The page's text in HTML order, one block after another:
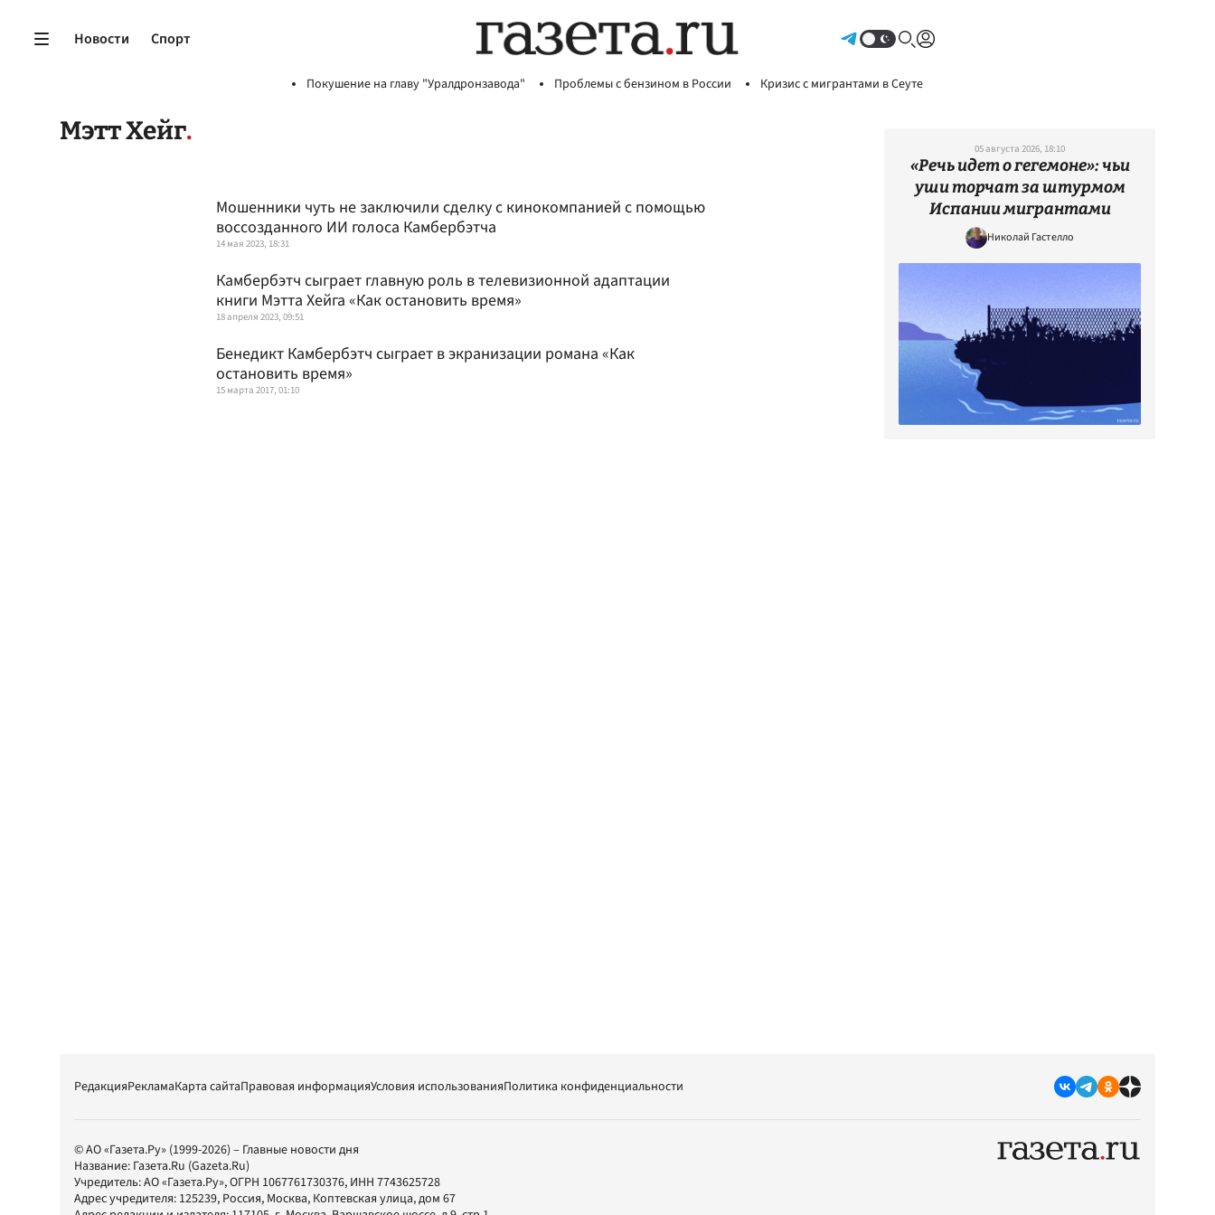
Новости Спорт
Покушение на главу "Уралдронзавода" Проблемы с бензином в России Кризис с мигрантами в Сеуте
Мэтт Хейг
Мошенники чуть не заключили сделку с кинокомпанией с помощью
воссозданного ИИ голоса Камбербэтча
14 мая 2023, 18:31
Камбербэтч сыграет главную роль в телевизионной адаптации
книги Мэтта Хейга «Как остановить время»
18 апреля 2023, 09:51
Бенедикт Камбербэтч сыграет в экранизации романа «Как
остановить время»
15 марта 2017, 01:10
05 августа 2026, 18:10
«Речь идет о гегемоне»: чьи
уши торчат за штурмом
Испании мигрантами
Николай Гастелло
РедакцияРекламаКарта сайтаПравовая информацияУсловия использованияПолитика конфиденциальности
© АО «Газета.Ру» (1999-2026) – Главные новости дня
Название: Газета.Ru (Gazeta.Ru)
Учредитель:АО «Газета.Ру», ОГРН 1067761730376, ИНН 7743625728
Адрес учредителя: 125239, Россия, Москва, Коптевская улица, дом 67